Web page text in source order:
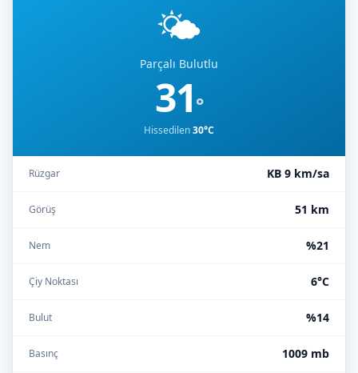
🌤️
Parçalı Bulutlu
31°
Hissedilen30°C
Rüzgar KB 9 km/sa
Görüş 51 km
Nem %21
Çiy Noktası 6°C
Bulut %14
Basınç 1009 mb